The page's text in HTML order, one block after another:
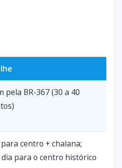
pela BR-367 (30 a 40
para centro + chalana;
dia para o centro histórico